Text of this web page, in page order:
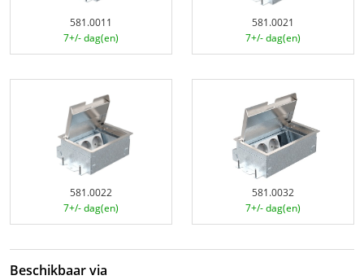
581.0011
7+/- dag(en)
581.0021
7+/- dag(en)
581.0022
7+/- dag(en)
581.0032
7+/- dag(en)
Beschikbaar via